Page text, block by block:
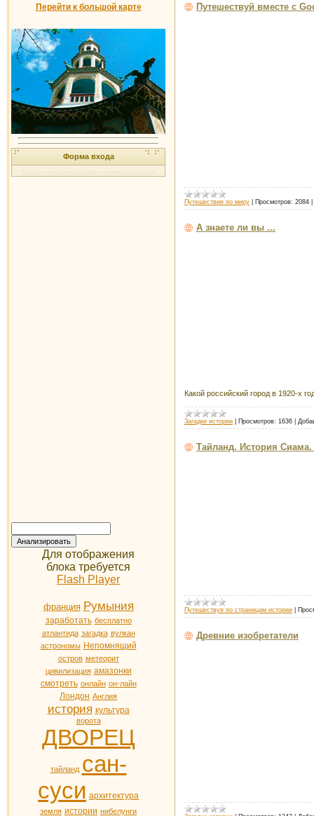
Перейти к большой карте
Форма входа
Для отображения
блока требуется
Flash Player
франция Румыния
заработать бесплатно
атлантида загадка вулкан
астрономы Непомнящий
остров метеорит
цивилизация амазонки
смотреть онлайн он-лайн
Лондон Англия
история культура
ворота
ДВОРЕЦ
тайланд сан-
суси архитектура
земля истории нибелунги
Путешествуй вместе с
Путешествия по миру Просмотров: 2084
А знаете ли вы ...
Какой российский город в 1920-х
Загадки истории Просмотров: 1636
Тайланд. История
Путешествуя по страницам истории
Древние изобретатели